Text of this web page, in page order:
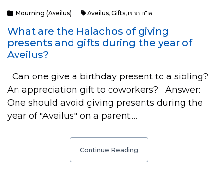
Mourning (Aveilus) Aveilus, Gifts, או"ח תרצו
What are the Halachos of giving
presents and gifts during the year of
Aveilus?
Can one give a birthday present to a sibling?
An appreciation gift to coworkers? Answer:
One should avoid giving presents during the
year of "Aveilus" on a parent.…
Continue Reading